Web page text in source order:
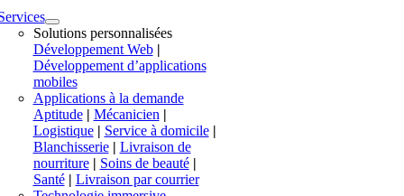
Solutions personnalisées
Développement Web|
Développement d’applications
mobiles
Applications à la demande
Aptitude| Mécanicien|
Logistique| Service à domicile|
Blanchisserie | Livraison de
nourriture | Soins de beauté |
Santé | Livraison par courrier